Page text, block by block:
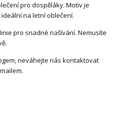
pro dospěláky. Motiv je
na letní oblečení.
pro snadné našívání. Nemusíte
neváhejte nás kontaktovat